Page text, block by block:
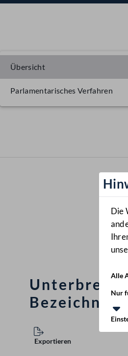
Die
Alle
Nur
Exportieren
Übersicht
Parlamentarisches Verfahren